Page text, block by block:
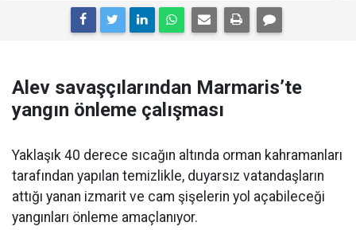
Alev savaşçılarından Marmaris’te
yangın önleme çalışması
Yaklaşık 40 derece sıcağın altında orman kahramanları
tarafından yapılan temizlikle, duyarsız vatandaşların
attığı yanan izmarit ve cam şişelerin yol açabileceği
yangınları önleme amaçlanıyor.